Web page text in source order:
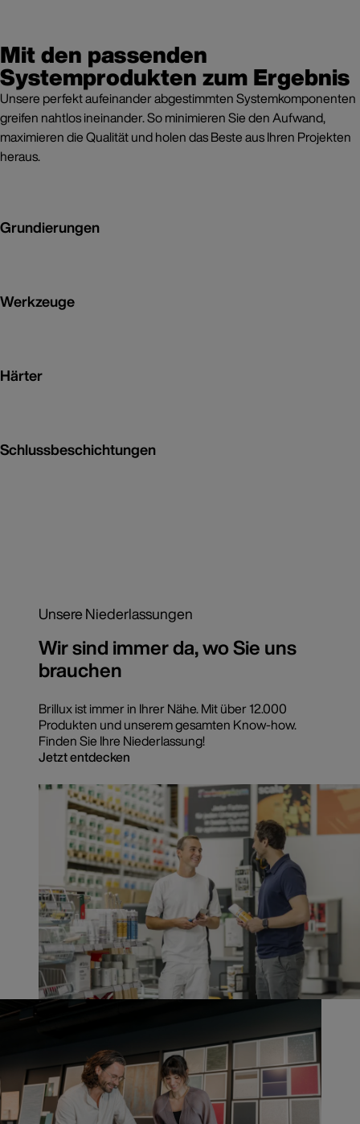
Mit den passenden
Systemprodukten zum Ergebnis
Unsere perfekt aufeinander abgestimmten Systemkomponenten
greifen nahtlos ineinander. So minimieren Sie den Aufwand,
maximieren die Qualität und holen das Beste aus Ihren Projekten
heraus.
Grundierungen
Werkzeuge
Härter
Schlussbeschichtungen
Unsere Niederlassungen
Wir sind immer da, wo Sie uns
brauchen
Brillux ist immer in Ihrer Nähe. Mit über 12.000
Produkten und unserem gesamten Know-how.
Finden Sie Ihre Niederlassung!
Jetzt entdecken